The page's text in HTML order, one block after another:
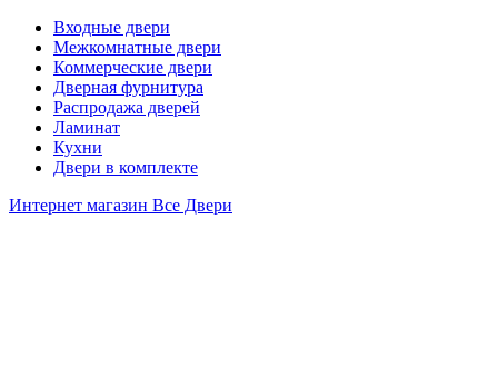
Входные двери
Межкомнатные двери
Коммерческие двери
Дверная фурнитура
Распродажа дверей
Ламинат
Кухни
Двери в комплекте
Интернет магазин Все Двери